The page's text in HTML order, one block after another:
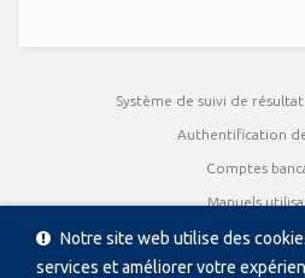
Notre site web utilise des
services et améliorer votre
Système de suivi de résultat
Authentification
Comptes
Manuels
Certificats de
brochures